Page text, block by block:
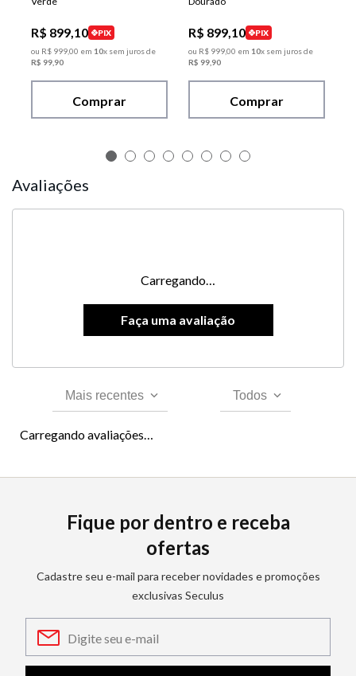
R$ 899,10
PIX
ou R$ 99900 em 10x sem juros de
R$ 99 90
Comprar
R$ 899,10
PIX
ou R$ 99900 em 10x sem juros de
R$ 99 90
Comprar
Avaliações
Carregando…
Mais recentes Todos
Carregando avaliações…
Fique por dentro e receba
ofertas
Cadastre seu e-mail para receber novidades e promoções
exclusivas Seculus